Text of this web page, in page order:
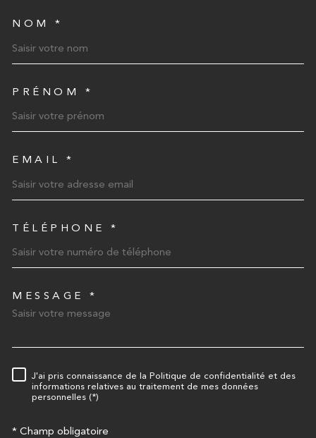
NOM *
PRÉNOM *
EMAIL *
TÉLÉPHONE *
MESSAGE *
RÈGLEMENTATION
J'ai pris connaissance de la Politique de confidentialité et des
informations relatives au traitement de mes données
personnelles (*)
* Champ obligatoire